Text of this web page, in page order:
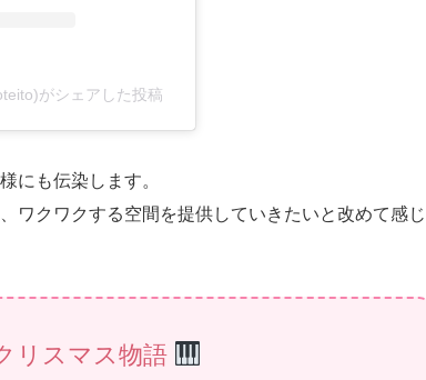
がシェアした投稿
にも伝染します。
ワクワクする空間を提供していきたいと改めて感じ
リスマス物語